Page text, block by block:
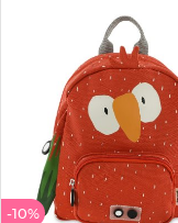
-10%